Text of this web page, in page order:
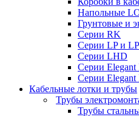
Напольные
Грунтовые и
Серии RK
Серии LP и
Серии LHD
Серии Elegant
Серии
Кабельные лотки и трубы
Трубы
Трубы